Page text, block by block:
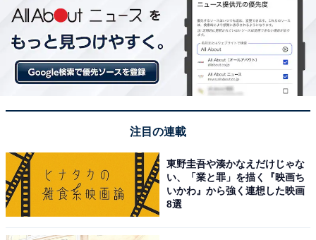
注目の連載
東野圭吾や湊かなえだけじゃな
い、「業と罪」を描く『映画ち
いかわ』から強く連想した映画
8選